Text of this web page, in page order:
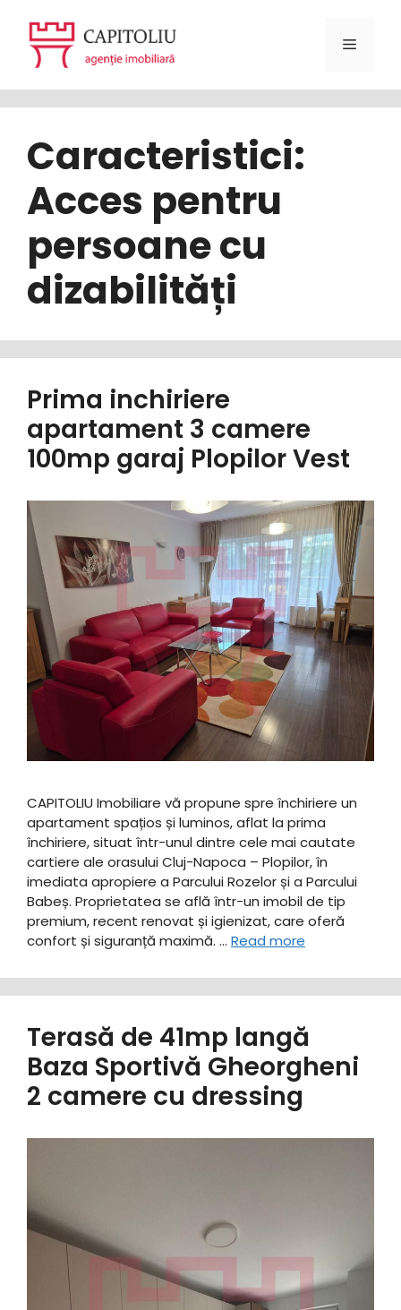
conținut
Meniu
Caracteristici:
Acces pentru
persoane cu
dizabilități
Prima inchiriere
apartament 3 camere
100mp garaj Plopilor Vest
CAPITOLIU Imobiliare vă propune spre închiriere un
apartament spațios și luminos, aflat la prima
închiriere, situat într-unul dintre cele mai cautate
cartiere ale orasului Cluj-Napoca – Plopilor, în
imediata apropiere a Parcului Rozelor și a Parcului
Babeș. ​Proprietatea se află într-un imobil de tip
premium, recent renovat și igienizat, care oferă
confort și siguranță maximă. … Read more
Terasă de 41mp langă
Baza Sportivă Gheorgheni
2 camere cu dressing